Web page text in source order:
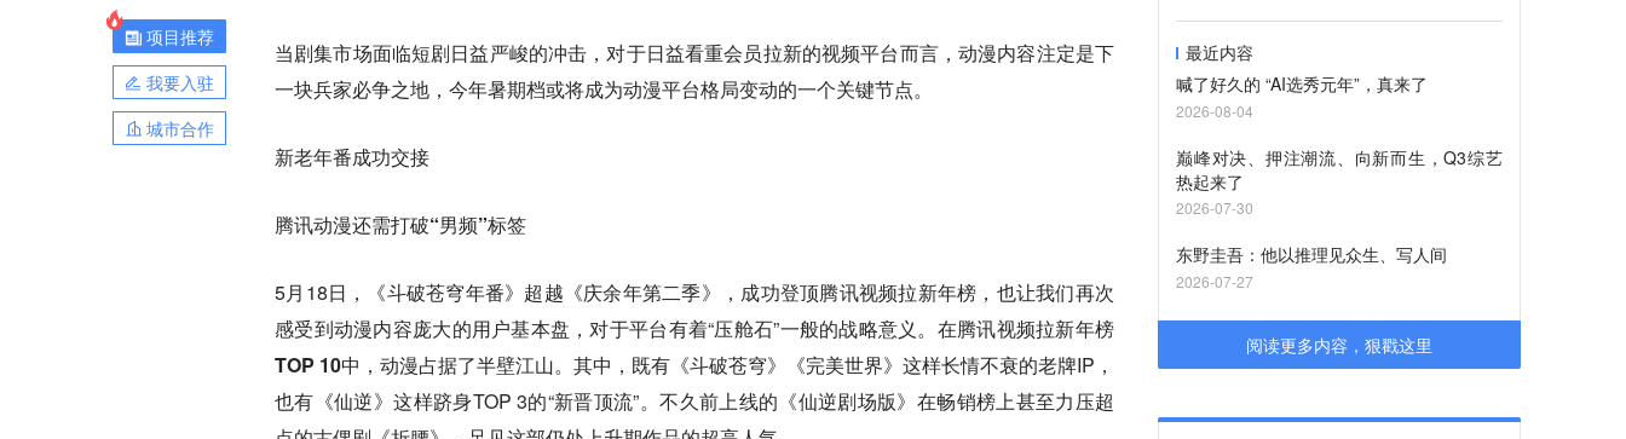
项目推荐
我要入驻
城市合作
当剧集市场面临短剧日益严峻的冲击，对于日益看重会员拉新的视频平台而言，动漫内容注定是下
一块兵家必争之地，今年暑期档或将成为动漫平台格局变动的一个关键节点。
新老年番成功交接
腾讯动漫还需打破“男频”标签
5月18日，《斗破苍穹年番》超越《庆余年第二季》，成功登顶腾讯视频拉新年榜，也让我们再次
感受到动漫内容庞大的用户基本盘，对于平台有着“压舱石”一般的战略意义。 在腾讯视频拉新年榜
TOP 10中，动漫占据了半壁江山。 其中，既有《斗破苍穹》《完美世界》这样长情不衰的老牌IP，
也有《仙逆》这样跻身TOP 3的“新晋顶流”。不久前上线的《仙逆剧场版》在畅销榜上甚至力压超
最近内容
喊了好久的 “AI选秀元年”，真来了
2026-08-04
巅峰对决、押注潮流、向新而生，Q3综艺
热起来了
2026-07-30
东野圭吾：他以推理见众生、写人间
2026-07-27
阅读更多内容，狠戳这里